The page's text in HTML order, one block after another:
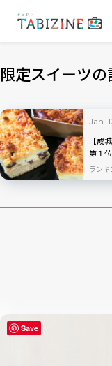
限定スイーツ
Jan.
【成
第１
ランキ
Save